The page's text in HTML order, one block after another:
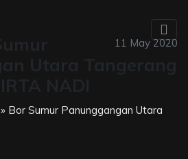
11 May 2020
» Bor Sumur Panunggangan Utara